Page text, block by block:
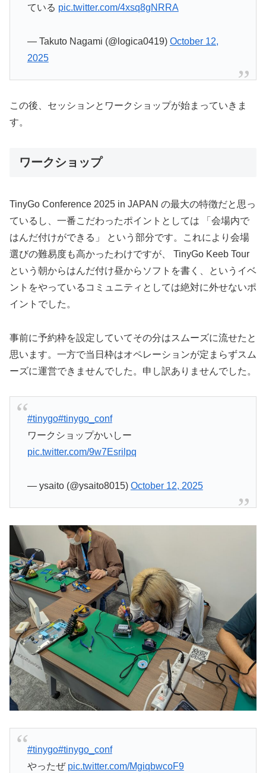
ている pic.twitter.com/4xsq8gNRRA
— Takuto Nagami (@logica0419) October 12,
2025
この後、セッションとワークショップが始まっていきま
す。
ワークショップ
TinyGo Conference 2025 in JAPAN の最大の特徴だと思っ
ているし、一番こだわったポイントとしては 「会場内で
はんだ付けができる」 という部分です。これにより会場
選びの難易度も高かったわけですが、 TinyGo Keeb Tour
という朝からはんだ付け昼からソフトを書く、というイベ
ントをやっているコミュニティとしては絶対に外せないポ
イントでした。
事前に予約枠を設定していてその分はスムーズに流せたと
思います。一方で当日枠はオペレーションが定まらずスム
ーズに運営できませんでした。申し訳ありませんでした。
#tinygo#tinygo_conf
ワークショップかいしー
pic.twitter.com/9w7Esrilpq
— ysaito (@ysaito8015) October 12, 2025
#tinygo#tinygo_conf
やったぜ pic.twitter.com/MgiqbwcoF9